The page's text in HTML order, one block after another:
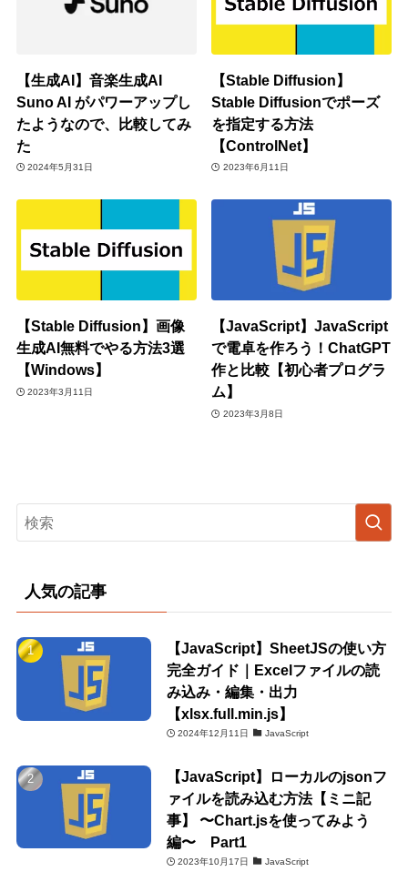
【生成AI】音楽生成AI
Suno AI がパワーアップし
たようなので、比較してみ
た
2024年5月31日
【Stable Diffusion】
Stable Diffusionでポーズ
を指定する方法
【ControlNet】
2023年6月11日
【Stable Diffusion】画像
生成AI無料でやる方法3選
【Windows】
2023年3月11日
【JavaScript】JavaScript
で電卓を作ろう！ChatGPT
作と比較【初心者プログラ
ム】
2023年3月8日
人気の記事
【JavaScript】SheetJSの使い方
完全ガイド｜Excelファイルの読
み込み・編集・出力
【xlsx.full.min.js】
2024年12月11日 JavaScript
【JavaScript】ローカルのjsonフ
ァイルを読み込む方法【ミニ記
事】 〜Chart.jsを使ってみよう
編〜 Part1
2023年10月17日 JavaScript